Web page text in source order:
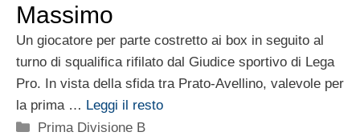
Massimo
Un giocatore per parte costretto ai box in seguito al
turno di squalifica rifilato dal Giudice sportivo di Lega
Pro. In vista della sfida tra Prato-Avellino, valevole per
la prima … Leggi il resto
Categorie
Prima Divisione B